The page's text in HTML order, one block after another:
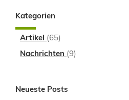
Kategorien
Artikel (65)
Nachrichten (9)
Neueste Posts